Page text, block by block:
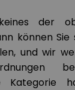
der
können
und wir
Kategorie